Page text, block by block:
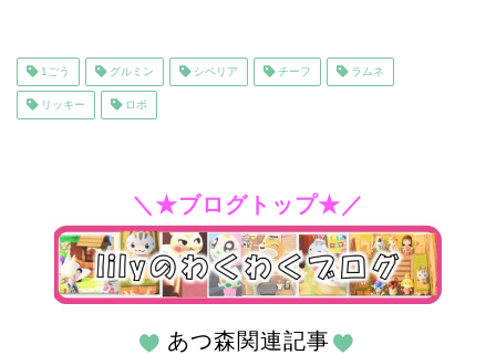
1ごう グルミン シベリア チーフ ラムネ
リッキー ロボ
＼★ブログトップ★／
あつ森関連記事